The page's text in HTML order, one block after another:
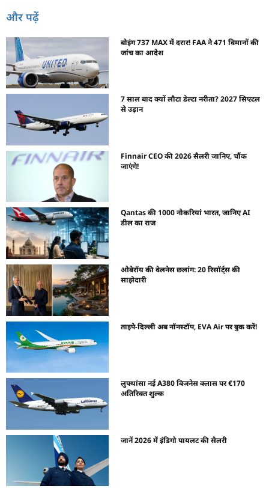
और पढ़ें
बोइंग 737 MAX में दरार! FAA ने 471 विमानों की
जांच का आदेश
7 साल बाद क्यों लौटा डेल्टा नरीता? 2027 सिएटल
से उड़ान
Finnair CEO की 2026 सैलरी जानिए, चौंक
जाएंगे!
Qantas की 1000 नौकरियां भारत, जानिए AI
डील का राज
ओबेरॉय की वेलनेस छलांग: 20 रिसॉर्ट्स की
साझेदारी
ताइपे-दिल्ली अब नॉनस्टॉप, EVA Air पर बुक करें!
लुफ्थांसा नई A380 बिजनेस क्लास पर €170
अतिरिक्त शुल्क
जानें 2026 में इंडिगो पायलट की सैलरी